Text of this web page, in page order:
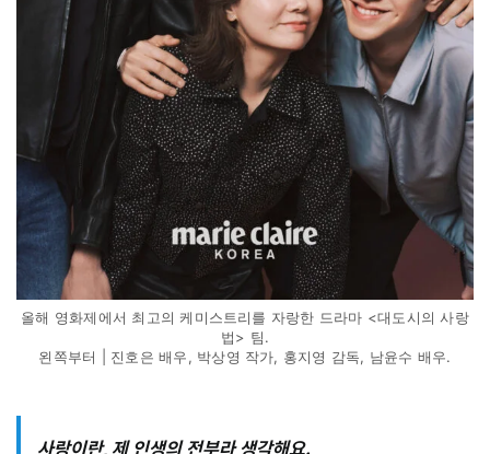
올해 영화제에서 최고의 케미스트리를 자랑한 드라마 <대도시의 사랑
법> 팀.
왼쪽부터 | 진호은 배우, 박상영 작가, 홍지영 감독, 남윤수 배우.
사랑이란, 제 인생의 전부라 생각해요.